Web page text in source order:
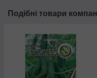
Подібні товари